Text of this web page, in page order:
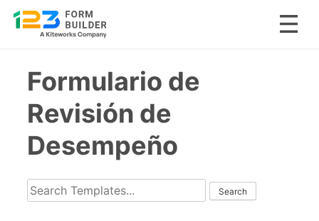
contentFormulario de
Revisión de
Desempeño